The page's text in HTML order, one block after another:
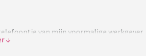
van mijn voormalige werkgever
om iets te doen want ik was de enige die